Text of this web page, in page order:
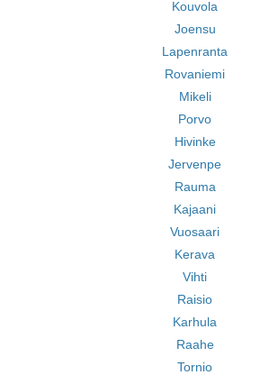
Kouvola
Joensu
Lapenranta
Rovaniemi
Mikeli
Porvo
Hivinke
Jervenpe
Rauma
Kajaani
Vuosaari
Kerava
Vihti
Raisio
Karhula
Raahe
Tornio